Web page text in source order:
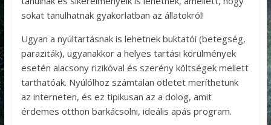
sokat tanulhatnak gyakorlatban az állatokról!
Ugyan a nyúltartásnak is lehetnek buktatói (betegség,
paraziták), ugyanakkor a helyes tartási körülmények
esetén alacsony rizikóval és szerény költségek mellett
tarthatóak. Nyúlólhoz számtalan ötletet meríthetünk
az interneten, és ez tipikusan az a dolog, amit
érdemes otthon barkácsolni, ideális apás program.